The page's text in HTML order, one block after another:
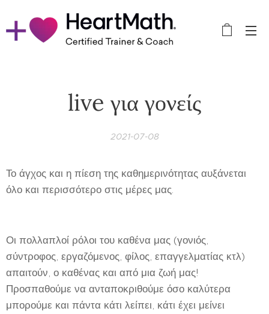
live για γονείς
2021-07-08
Το άγχος και η πίεση της καθημερινότητας αυξάνεται
όλο και περισσότερο στις μέρες μας.
Οι πολλαπλοί ρόλοι του καθένα μας (γονιός,
σύντροφος, εργαζόμενος, φίλος, επαγγελματίας κτλ)
απαιτούν, ο καθένας και από μια ζωή μας!
Προσπαθούμε να ανταποκριθούμε όσο καλύτερα
μπορούμε και πάντα κάτι λείπει, κάτι έχει μείνει